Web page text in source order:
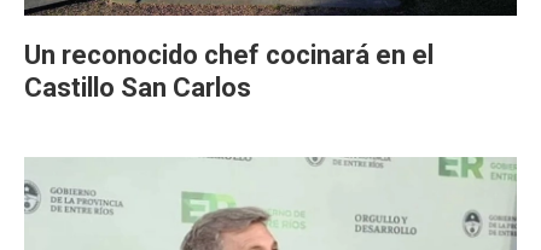
Un reconocido chef cocinará en el
Castillo San Carlos